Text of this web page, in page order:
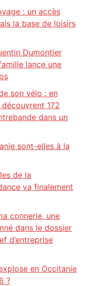
: un accès
la base de loisirs
Dumontier
lance une
son vélo : en
172
dans un
sont-elles à la
de la
va finalement
connerie, une
dans le dossier
d’entreprise
en Occitanie
?